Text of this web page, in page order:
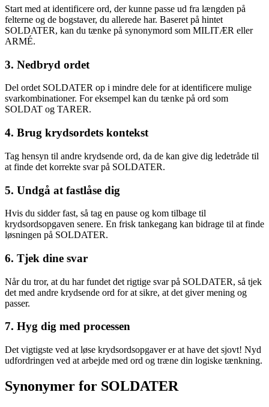
Start med at identificere ord, der kunne passe ud fra længden på
felterne og de bogstaver, du allerede har. Baseret på hintet
SOLDATER, kan du tænke på synonymord som MILITÆR eller
ARMÉ.
3. Nedbryd ordet
Del ordet SOLDATER op i mindre dele for at identificere mulige
svarkombinationer. For eksempel kan du tænke på ord som
SOLDAT og TARER.
4. Brug krydsordets kontekst
Tag hensyn til andre krydsende ord, da de kan give dig ledetråde til
at finde det korrekte svar på SOLDATER.
5. Undgå at fastlåse dig
Hvis du sidder fast, så tag en pause og kom tilbage til
krydsordsopgaven senere. En frisk tankegang kan bidrage til at finde
løsningen på SOLDATER.
6. Tjek dine svar
Når du tror, at du har fundet det rigtige svar på SOLDATER, så tjek
det med andre krydsende ord for at sikre, at det giver mening og
passer.
7. Hyg dig med processen
Det vigtigste ved at løse krydsordsopgaver er at have det sjovt! Nyd
udfordringen ved at arbejde med ord og træne din logiske tænkning.
Synonymer for SOLDATER